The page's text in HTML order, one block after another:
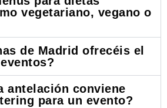
vegetariano, vegano o
de Madrid ofrecéis el
antelación conviene
para un evento?